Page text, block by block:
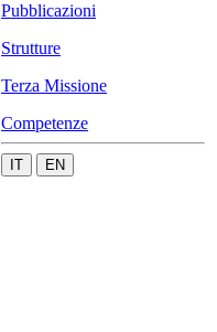
Pubblicazioni
Strutture
Terza Missione
Competenze
IT EN